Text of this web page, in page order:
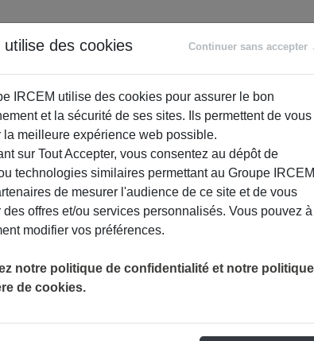
RETRAITE
ACCOMPAGNEMENT
(ITT)
une activité professionnelle. Elle peut être
utilise des cookies Continuer sans accepter
IRCEM utilise des cookies pour assurer le bon
et la sécurité de ses sites. Ils permettent de vous
la meilleure expérience web possible.
sur Tout Accepter, vous consentez au dépôt de
technologies similaires permettant au Groupe IRCEM
de mesurer l'audience de ce site et de vous
des offres et/ou services personnalisés. Vous pouvez à
modifier vos préférences.
notre politique de confidentialité et notre politique
de cookies.